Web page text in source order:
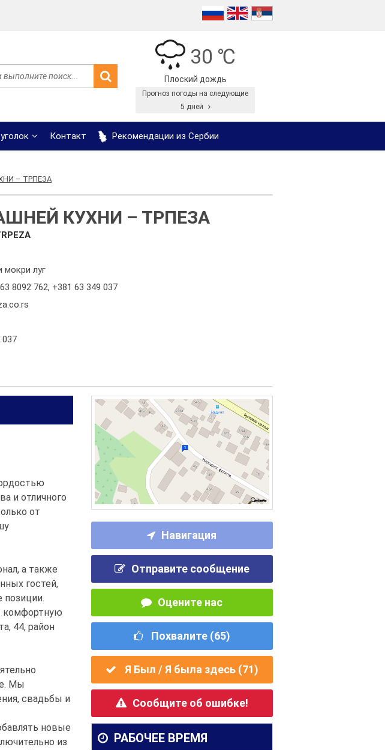
30 ℃
Плоский дождь
Прогноз погоды на следующие
5 дней
Контакт Рекомендации из Сербии
– ТРПЕЗА
КУХНИ – ТРПЕЗА
мокри луг
8092 762, +381 63 349 037
037
Навигация
Отправите сообщение
Оцените нас
Похвалите (65)
Я Был / Я была здесь (71)
Сообщите об ошибке!
РАБОЧЕЕ ВРЕМЯ
и отличного
от
а также
гостей,
позиции.
комфортную
44, район
Мы
свадьбы и
новые
из